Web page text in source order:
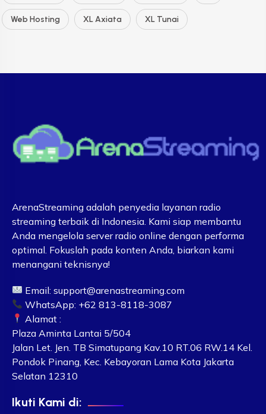
Web Hosting XL Axiata XL Tunai
ArenaStreaming adalah penyedia layanan radio
streaming terbaik di Indonesia. Kami siap membantu
Anda mengelola server radio online dengan performa
optimal. Fokuslah pada konten Anda, biarkan kami
menangani teknisnya!
Email:support@arenastreaming.com
WhatsApp: +62 813-8118-3087
Alamat :
Plaza Aminta Lantai 5/504
Jalan Let. Jen. TB Simatupang Kav.10 RT.06 RW.14 Kel.
Pondok Pinang, Kec. Kebayoran Lama Kota Jakarta
Selatan 12310
Ikuti Kami di: